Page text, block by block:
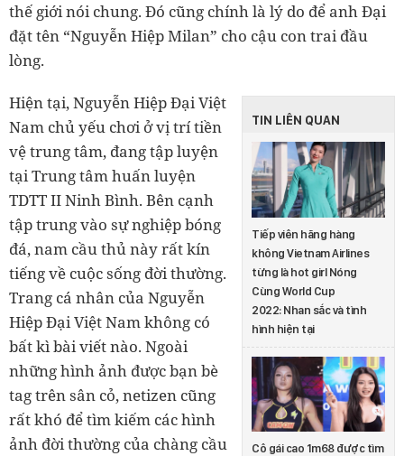
thế giới nói chung. Đó cũng chính là lý do để anh Đại
đặt tên “Nguyễn Hiệp Milan” cho cậu con trai đầu
lòng.
TIN LIÊN QUAN
Tiếp viên hãng hàng
không Vietnam Airlines
từng là hot girl Nóng
Cùng World Cup
2022: Nhan sắc và tình
hình hiện tại
Cô gái cao 1m68 được tìm
Hiện tại, Nguyễn Hiệp Đại Việt
Nam chủ yếu chơi ở vị trí tiền
vệ trung tâm, đang tập luyện
tại Trung tâm huấn luyện
TDTT II Ninh Bình. Bên cạnh
tập trung vào sự nghiệp bóng
đá, nam cầu thủ này rất kín
tiếng về cuộc sống đời thường.
Trang cá nhân của Nguyễn
Hiệp Đại Việt Nam không có
bất kì bài viết nào. Ngoài
những hình ảnh được bạn bè
tag trên sân cỏ, netizen cũng
rất khó để tìm kiếm các hình
ảnh đời thường của chàng cầu